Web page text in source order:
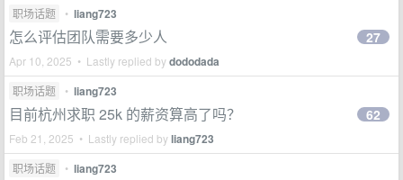
职场话题 • liang723
怎么评估团队需要多少人
Apr 10, 2025 • Lastly replied bydododada
27
职场话题 • liang723
目前杭州求职 25k 的薪资算高了吗？
Feb 21, 2025 • Lastly replied byliang723
62
职场话题 • liang723